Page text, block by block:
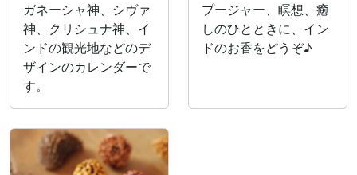
ガネーシャ神、シヴァ
神、クリシュナ神、イ
ンドの観光地などのデ
ザインのカレンダーで
す。
プージャー、瞑想、癒
しのひとときに、イン
ドのお香をどうぞ♪